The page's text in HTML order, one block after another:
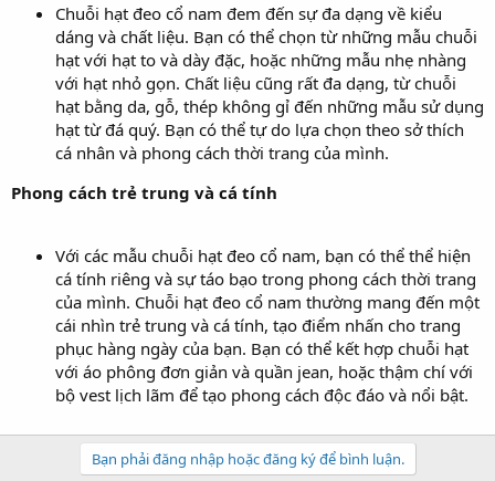
Chuỗi hạt đeo cổ nam đem đến sự đa dạng về kiểu
dáng và chất liệu. Bạn có thể chọn từ những mẫu chuỗi
hạt với hạt to và dày đặc, hoặc những mẫu nhẹ nhàng
với hạt nhỏ gọn. Chất liệu cũng rất đa dạng, từ chuỗi
hạt bằng da, gỗ, thép không gỉ đến những mẫu sử dụng
hạt từ đá quý. Bạn có thể tự do lựa chọn theo sở thích
cá nhân và phong cách thời trang của mình.
Phong cách trẻ trung và cá tính
Với các mẫu chuỗi hạt đeo cổ nam, bạn có thể thể hiện
cá tính riêng và sự táo bạo trong phong cách thời trang
của mình. Chuỗi hạt đeo cổ nam thường mang đến một
cái nhìn trẻ trung và cá tính, tạo điểm nhấn cho trang
phục hàng ngày của bạn. Bạn có thể kết hợp chuỗi hạt
với áo phông đơn giản và quần jean, hoặc thậm chí với
bộ vest lịch lãm để tạo phong cách độc đáo và nổi bật.
Bạn phải đăng nhập hoặc đăng ký để bình luận.